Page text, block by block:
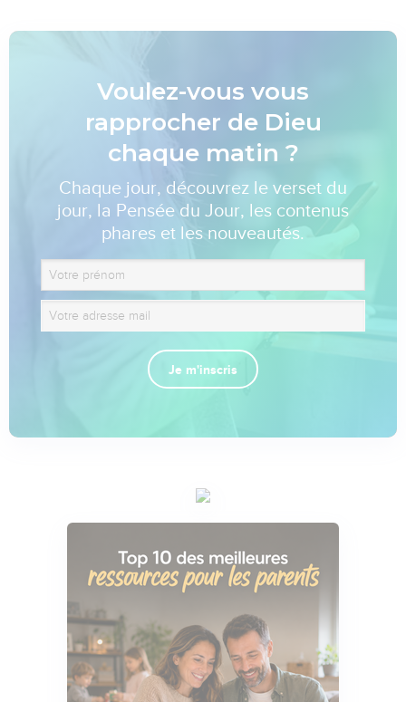
Voulez-vous vous
rapprocher de Dieu
chaque matin ?
Chaque jour, découvrez le verset du
jour, la Pensée du Jour, les contenus
phares et les nouveautés.
Je m'inscris